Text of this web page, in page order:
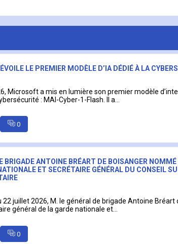
LE PREMIER MODÈLE D’IA DÉDIÉ À LA
Microsoft a mis en lumière son premier modèle
: MAI-Cyber-1-Flash. Il a...
0
BRIGADE ANTOINE BRÉART DE BOISANGER
ET SECRÉTAIRE GÉNÉRAL DU CONSEIL
22 juillet 2026, M. le général de brigade Antoine Bréart
général de la garde nationale et...
0